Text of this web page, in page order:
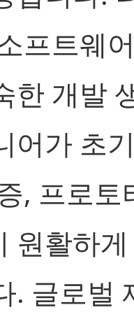
프트웨
한 개발
어가 초
, 프로토
원활하
. 글로벌